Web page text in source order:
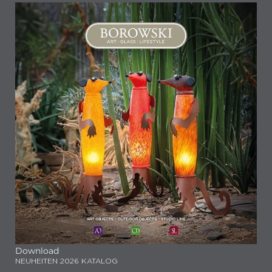
Download
NEUHEITEN 2026 KATALOG